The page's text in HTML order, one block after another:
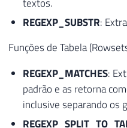
REGEXP_SUBSTR:
Funções de Tabela
REGEXP_MATCHES:
padrão e as retorna
inclusive separando os